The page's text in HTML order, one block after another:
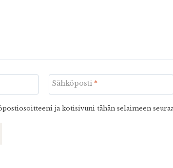
Sähköposti *
ja kotisivuni tähän selaimeen